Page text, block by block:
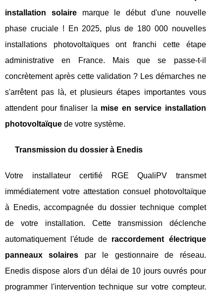
installation solairemarque le début d'une nouvelle
phase cruciale ! En 2025, plus de 180 000 nouvelles
installations photovoltaïques ont franchi cette étape
administrative en France. Mais que se passe-t-il
concrètement après cette validation ? Les démarches ne
s'arrêtent pas là, et plusieurs étapes importantes vous
attendent pour finaliser la mise en service installation
photovoltaïque de votre système.
Transmission du dossier à Enedis
Votre installateur certifié RGE QualiPV transmet
immédiatement votre attestation consuel photovoltaïque
à Enedis, accompagnée du dossier technique complet
de votre installation. Cette transmission déclenche
automatiquement l'étude de raccordement électrique
panneaux solaires par le gestionnaire de réseau.
Enedis dispose alors d'un délai de 10 jours ouvrés pour
programmer l'intervention technique sur votre compteur.